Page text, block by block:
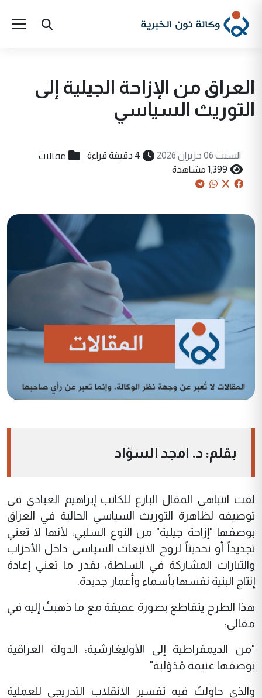
العراق من الإزاحة الجيلية إلى
التوريث السياسي
السبت 06 حزيران 2026 4 دقيقة قراءة مقالات
1,399 مشاهدة
بقلم: د. امجد السوّاد
لفت انتباهي المقال البارع للكاتب إبراهيم العبادي في
توصيفه لظاهرة التوريث السياسي الحالية في العراق
بوصفها "إزاحة جيلية" من النوع السلبي، لأنها لا تعني
تجديداً أو تحديثاً لروح الانبعاث السياسي داخل الأحزاب
والتيارات المشاركة في السلطة، بقدر ما تعني إعادة
إنتاج البنية نفسها بأسماء وأعمار جديدة.
هذا الطرح يتقاطع بصورة عميقة مع ما ذهبتُ إليه في
مقالي:
"من الديمقراطية إلى الأوليغارشية: الدولة العراقية
بوصفها غنيمة مُدَوْلبة"
والذي حاولتُ فيه تفسير الانقلاب التدريجي للعملية